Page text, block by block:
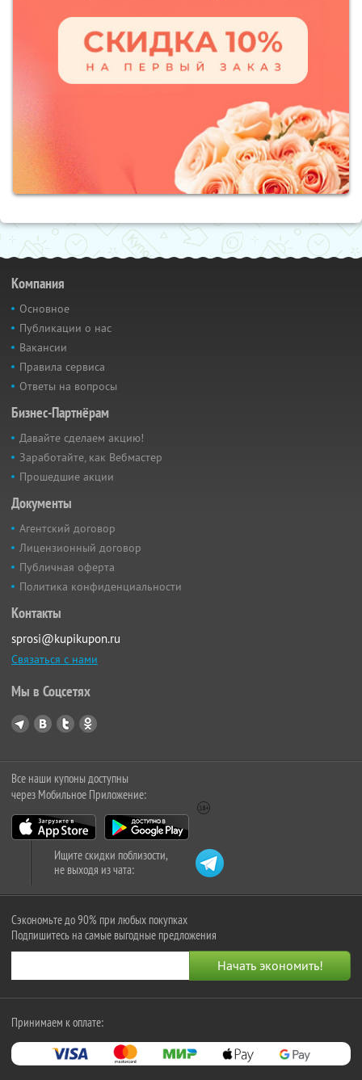
Компания
Основное
Публикации о нас
Вакансии
Правила сервиса
Ответы на вопросы
Бизнес-Партнёрам
Давайте сделаем акцию!
Заработайте, как Вебмастер
Прошедшие акции
Документы
Агентский договор
Лицензионный договор
Публичная оферта
Политика конфиденциальности
Контакты
sprosi@kupikupon.ru
Связаться с нами
Мы в Соцсетях
Все наши купоны доступны
через Мобильное Приложение:
Ищите скидки поблизости,
не выходя из чата:
Сэкономьте до 90% при любых покупках
Подпишитесь на самые выгодные предложения
Принимаем к оплате: